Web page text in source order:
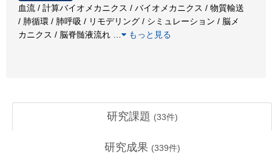
血流 / 計算バイオメカニクス / バイオメカニクス / 物質輸送
/ 肺循環 / 肺呼吸 / リモデリング / シミュレーション / 脳メ
カニクス / 脳脊髄液流れ
もっと見る
研究課題 (33件)
研究成果 (339件)